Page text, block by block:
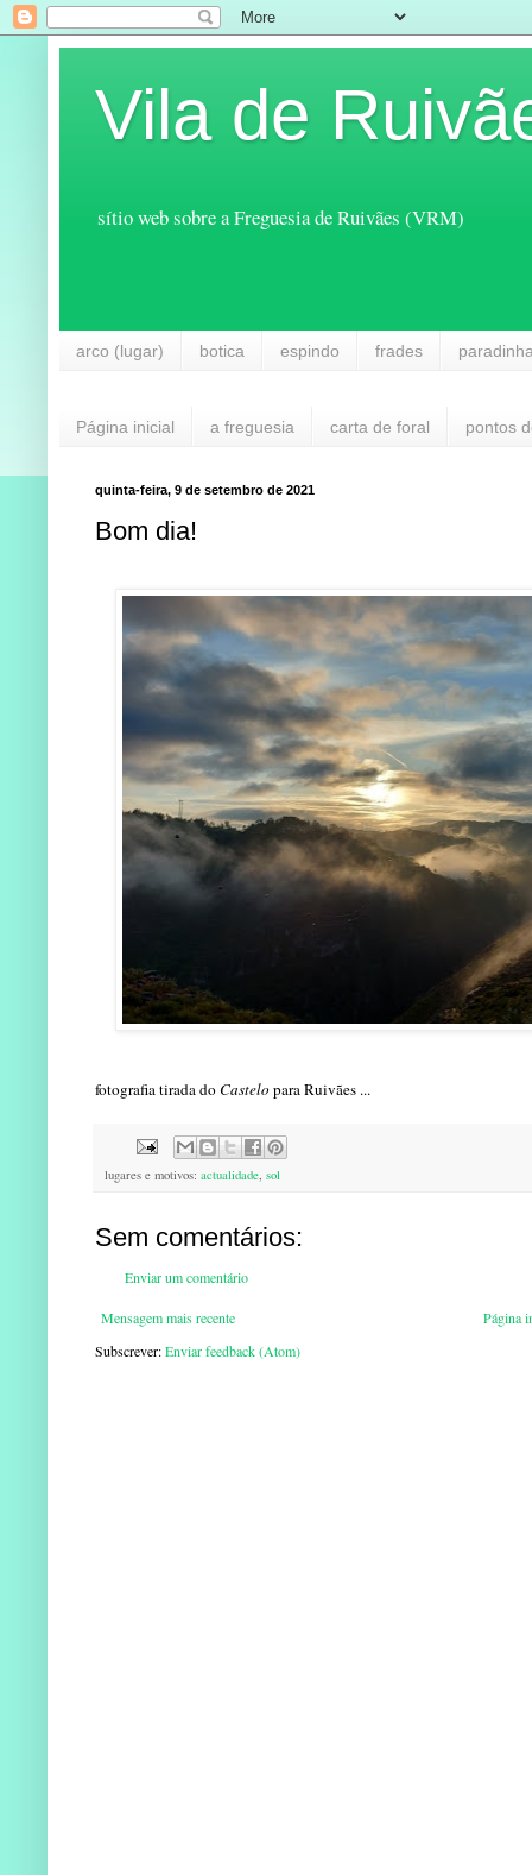
Vila de
sítio web sobre a Freguesia de Ruivães (VRM)
arco (lugar) botica espindo frades
Página inicial a freguesia carta de foral pontos
quinta-feira, 9 de setembro de 2021
Bom dia!
fotografia tirada do Castelo para Ruivães ...
lugares e motivos: actualidade, sol
Sem comentários:
Enviar um comentário
Mensagem mais recente
Página
Subscrever:Enviar feedback (Atom)